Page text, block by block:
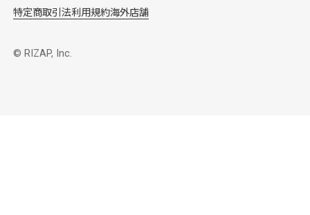
特定商取引法利用規約海外店舗
© RIZAP, Inc.